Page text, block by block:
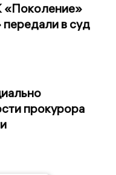
в суд
прокурора